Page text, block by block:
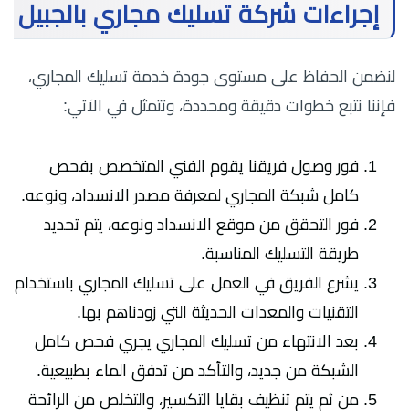
إجراءات شركة تسليك مجاري بالجبيل
لنضمن الحفاظ على مستوى جودة خدمة تسليك المجاري،
فإننا نتبع خطوات دقيقة ومحددة، وتتمثل في الآتي:
فور وصول فريقنا يقوم الفني المتخصص بفحص
كامل شبكة المجاري لمعرفة مصدر الانسداد، ونوعه.
فور التحقق من موقع الانسداد ونوعه، يتم تحديد
طريقة التسليك المناسبة.
يشرع الفريق في العمل على تسليك المجاري باستخدام
التقنيات والمعدات الحديثة التي زودناهم بها.
بعد الانتهاء من تسليك المجاري يجري فحص كامل
الشبكة من جديد، والتأكد من تدفق الماء بطبيعية.
من ثم يتم تنظيف بقايا التكسير، والتخلص من الرائحة